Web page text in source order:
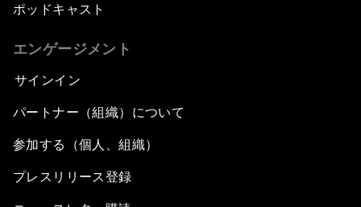
ポッドキャスト
エンゲージメント
サインイン
パートナー（組織）について
参加する（個人、組織）
プレスリリース登録